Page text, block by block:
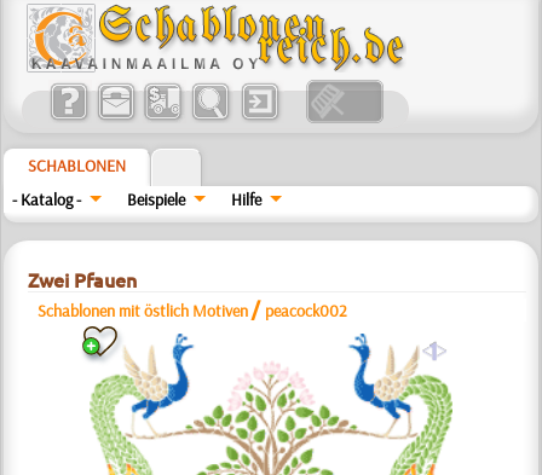
SCHABLONEN
- Katalog -
Beispiele Hilfe
Zwei Pfauen
Schablonen mit östlich Motiven / peacock002
a